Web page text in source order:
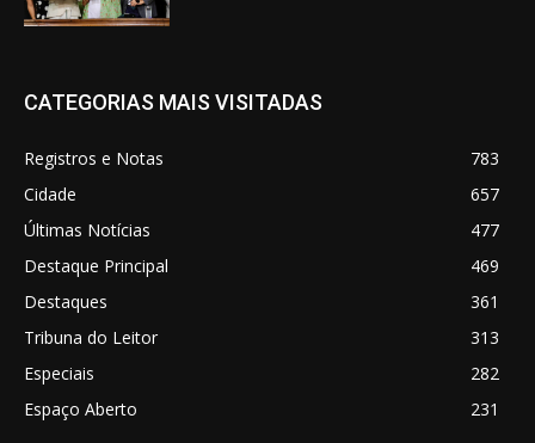
CATEGORIAS MAIS VISITADAS
Registros e Notas
783
Cidade
657
Últimas Notícias
477
Destaque Principal
469
Destaques
361
Tribuna do Leitor
313
Especiais
282
Espaço Aberto
231